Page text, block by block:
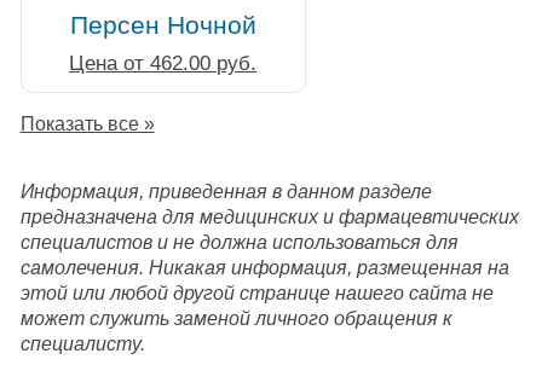
Персен Ночной
Цена от 462.00 руб.
Показать все »
Информация, приведенная в данном разделе
предназначена для медицинских и фармацевтических
специалистов и не должна использоваться для
самолечения. Никакая информация, размещенная на
этой или любой другой странице нашего сайта не
может служить заменой личного обращения к
специалисту.